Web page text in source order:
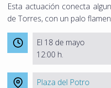
Esta actuación conecta
de Torres, con un palo
El 18 de mayo
12:00 h.
Plaza del Potro